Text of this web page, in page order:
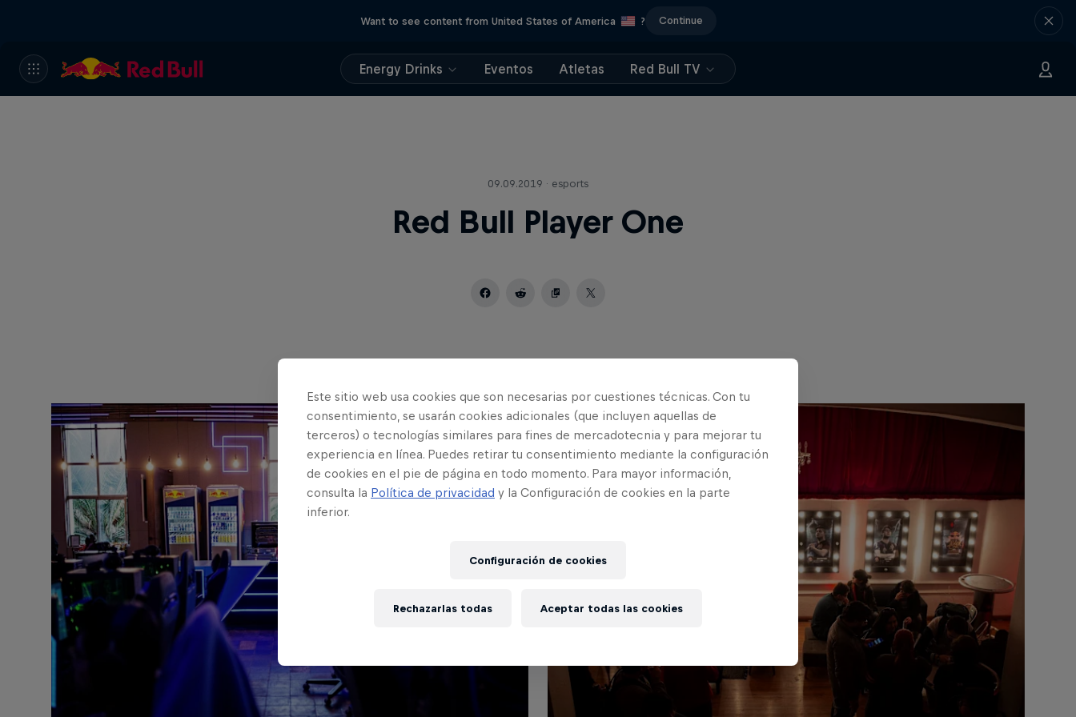
Want to see content from United States of America ? Continue
Energy Drinks Eventos Atletas Red Bull TV
09.09.2019 · esports
Red Bull Player One
Este sitio web usa cookies que son necesarias por cuestiones técnicas. Con tu
consentimiento, se usarán cookies adicionales (que incluyen aquellas de
terceros) o tecnologías similares para fines de mercadotecnia y para mejorar tu
experiencia en línea. Puedes retirar tu consentimiento mediante la configuración
de cookies en el pie de página en todo momento. Para mayor información,
consulta la Política de privacidad y la Configuración de cookies en la parte
inferior.
Configuración de cookies
Rechazarlas todas Aceptar todas las cookies